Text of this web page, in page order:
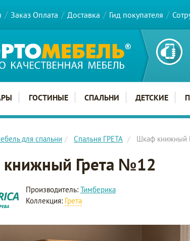
Заказ Оплата Доставка Гид покупателя
ГОСТИНЫЕ СПАЛЬНИ ДЕТСКИЕ
для спальни Спальня ГРЕТА Шкаф книжный
Грета №12
Производитель: Тимберика
Коллекция: Грета